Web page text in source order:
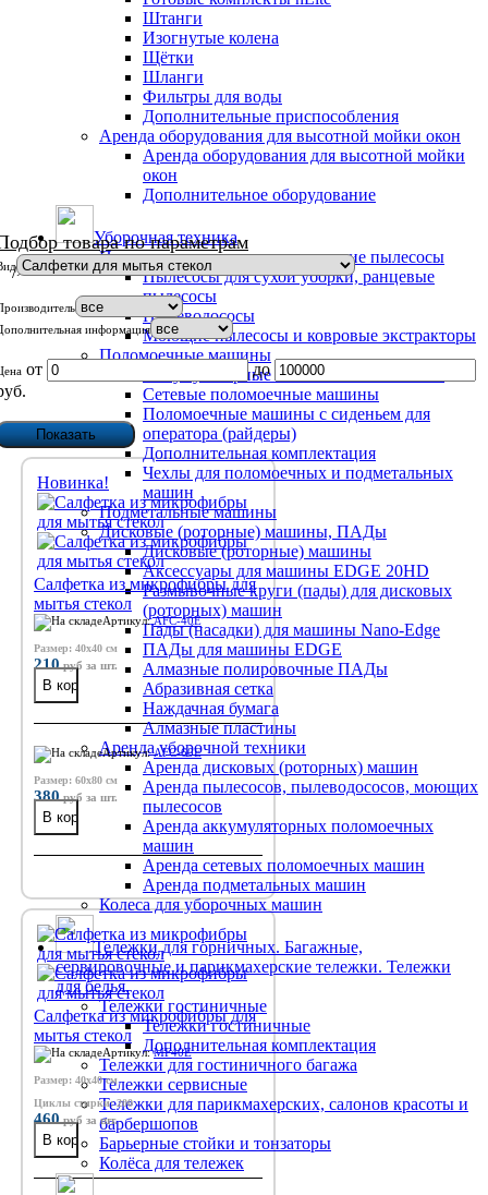
Штанги
Изогнутые колена
Щётки
Шланги
Фильтры для воды
Дополнительные приспособления
Аренда оборудования для высотной мойки окон
Аренда оборудования для высотной мойки
окон
Дополнительное оборудование
Уборочная техника
Пылесосы, пылеводососы, моющие пылесосы
Пылесосы для сухой уборки, ранцевые
пылесосы
Пылеводососы
Моющие пылесосы и ковровые экстракторы
Поломоечные машины
Аккумуляторные поломоечные машины
Сетевые поломоечные машины
Поломоечные машины с сиденьем для
оператора (райдеры)
Дополнительная комплектация
Чехлы для поломоечных и подметальных
машин
Подметальные машины
Дисковые (роторные) машины, ПАДы
Дисковые (роторные) машины
Аксессуары для машины EDGE 20HD
Размывочные круги (пады) для дисковых
(роторных) машин
Пады (насадки) для машины Nano-Edge
ПАДы для машины EDGE
Алмазные полировочные ПАДы
Абразивная сетка
Наждачная бумага
Алмазные пластины
Аренда уборочной техники
Аренда дисковых (роторных) машин
Аренда пылесосов, пылеводососов, моющих
пылесосов
Аренда аккумуляторных поломоечных
машин
Аренда сетевых поломоечных машин
Аренда подметальных машин
Колеса для уборочных машин
Тележки для горничных. Багажные,
сервировочные и парикмахерские тележки. Тележки
для белья.
Тележки гостиничные
Тележки гостиничные
Дополнительная комплектация
Тележки для гостиничного багажа
Тележки сервисные
Тележки для парикмахерских, салонов красоты и
барбершопов
Барьерные стойки и тонзаторы
Колёса для тележек
/>
товара по параметрам
информация
от
до
Новинка!
Салфетка из микрофибры для
мытья стекол
Артикул:AFC-40E
Размер: 40x40 см
210руб за шт.
Артикул:AFC-60E
Размер: 60х80 см
380руб за шт.
Салфетка из микрофибры для
мытья стекол
Артикул:MF40E
Размер: 40х40 см
Циклы стирки: 200
460руб за шт.